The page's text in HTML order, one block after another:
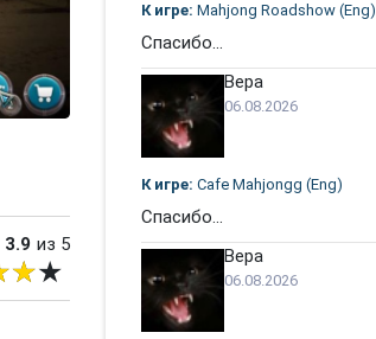
3.9 из 5
К игре: Mahjong Roadshow (Eng)
Спасибо...
Вера
06.08.2026
К игре: Cafe Mahjongg (Eng)
Спасибо...
Вера
06.08.2026